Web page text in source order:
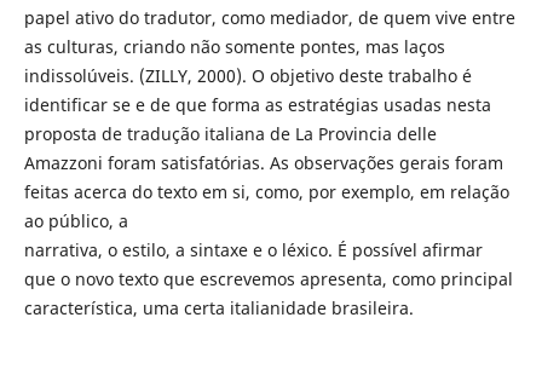
papel ativo do tradutor, como mediador, de quem vive entre
as culturas, criando não somente pontes, mas laços
indissolúveis. (ZILLY, 2000). O objetivo deste trabalho é
identificar se e de que forma as estratégias usadas nesta
proposta de tradução italiana de La Provincia delle
Amazzoni foram satisfatórias. As observações gerais foram
feitas acerca do texto em si, como, por exemplo, em relação
ao público, a
narrativa, o estilo, a sintaxe e o léxico. É possível afirmar
que o novo texto que escrevemos apresenta, como principal
característica, uma certa italianidade brasileira.